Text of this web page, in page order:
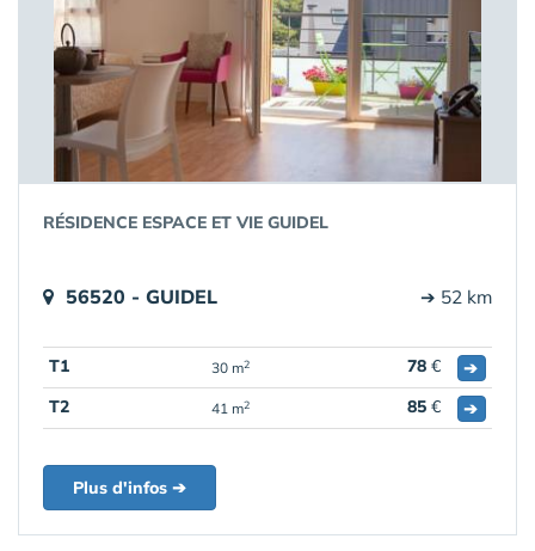
RÉSIDENCE ESPACE ET VIE GUIDEL
56520 - GUIDEL ➔ 52 km
T1 30 m2 78 €
➔
T2
41 m2 85 € ➔
Plus d'infos ➔